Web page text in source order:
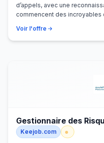
d’appels, avec une
commencent des incroyables
Voir l'offre
Gestionnaire des
Keejob.com